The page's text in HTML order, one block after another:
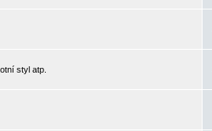
styl atp.